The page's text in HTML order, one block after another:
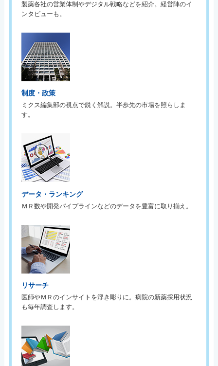
製薬各社の営業体制やデジタル戦略などを紹介。経営陣のイ
ンタビューも。
制度・政策
ミクス編集部の視点で鋭く解説。半歩先の市場を照らしま
す。
データ・ランキング
ＭＲ数や開発パイプラインなどのデータを豊富に取り揃え。
リサーチ
医師やＭＲのインサイトを浮き彫りに。病院の新薬採用状況
も毎年調査します。